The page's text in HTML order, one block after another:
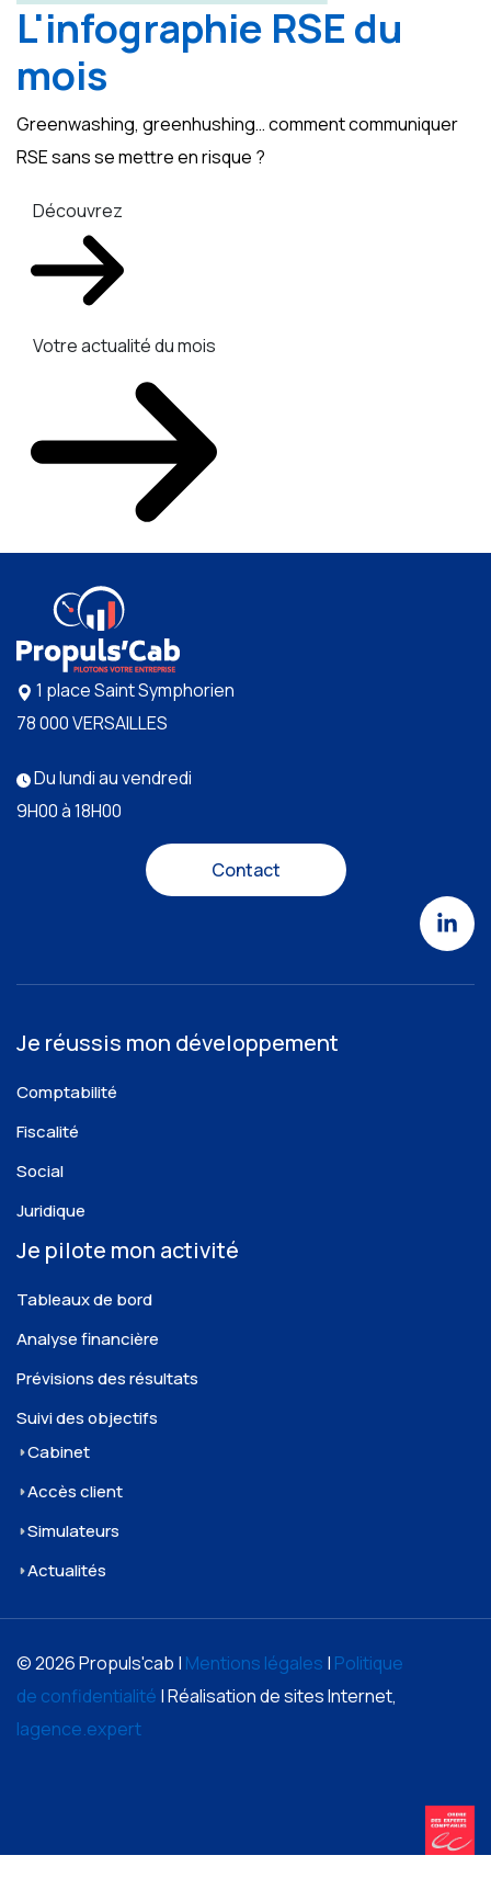
L'infographie RSE du
mois
Greenwashing, greenhushing… comment communiquer
RSE sans se mettre en risque ?
Découvrez
Votre actualité du mois
1 place Saint Symphorien
78 000 VERSAILLES
Du lundi au vendredi
9H00 à 18H00
Contact
Je réussis mon développement
Comptabilité
Fiscalité
Social
Juridique
Je pilote mon activité
Tableaux de bord
Analyse financière
Prévisions des résultats
Suivi des objectifs
Cabinet
Accès client
Simulateurs
Actualités
© 2026 Propuls'cab | Mentions légales | Politique
de confidentialité | Réalisation de sites Internet,
lagence.expert